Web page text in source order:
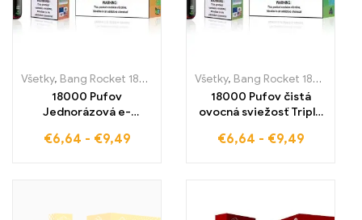
Všetky, Bang Rocket 18000 Pufov ,Jednorazové e-cigarety
18000 Pufov
Jednorázová e-
intenzity Sour Apple
€6,64 - €9,49
Všetky, Bang Rocket 18000 Pufov
18000 Pufov čistá
ovocná sviežosť Triple
kombinuje ovocnú silu a
€6,64 - €9,49